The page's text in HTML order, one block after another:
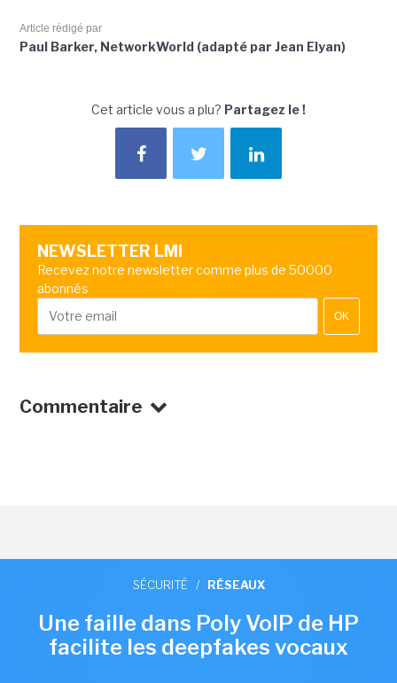
Article rédigé par
Paul Barker, NetworkWorld (adapté par Jean Elyan)
Cet article vous a plu? Partagez le !
NEWSLETTER LMI
Recevez notre newsletter comme plus de 50000
abonnés
OK
Commentaire
SÉCURITÉ / RÉSEAUX
Une faille dans Poly VoIP de HP
facilite les deepfakes vocaux